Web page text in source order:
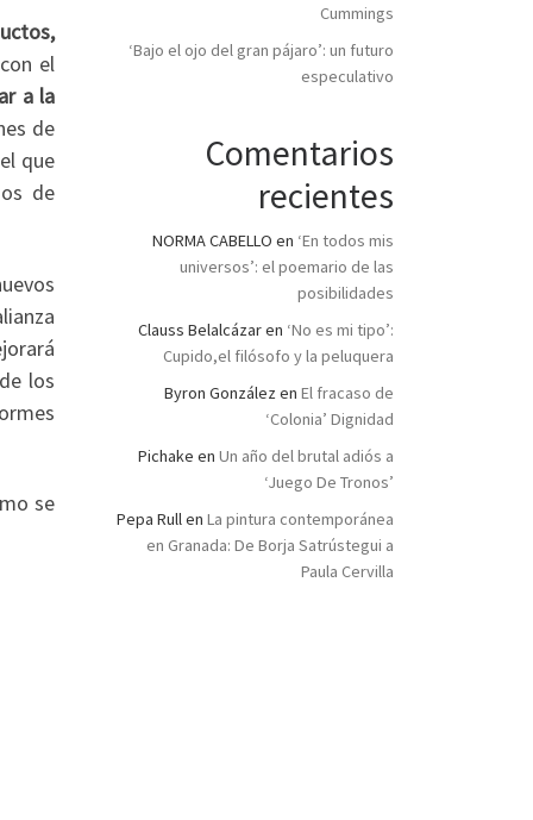
el
a la
de
que
de
los
se
Cummings
‘Bajo el ojo del gran pájaro’: un futuro
especulativo
Comentarios
recientes
NORMA CABELLO en ‘En todos mis
universos’: el poemario de las
posibilidades
Clauss Belalcázaren ‘No es mi tipo’:
Cupido,el filósofo y la peluquera
Byron González en El fracaso de
‘Colonia’ Dignidad
Pichake en Un año del brutal adiós a
‘Juego De Tronos’
Pepa Rullen La pintura contemporánea
en Granada: De Borja Satrústegui a
Paula Cervilla